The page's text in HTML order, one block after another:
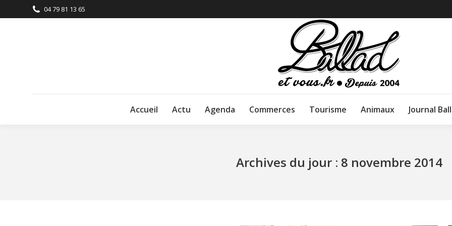
04 79 81 13 65
Accueil Actu Agenda Commerces Tourisme Animaux Journal
Archives du jour : 8 novembre 2014